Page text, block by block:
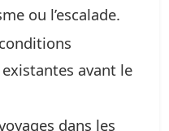
ou l’escalade.
avant le
dans les